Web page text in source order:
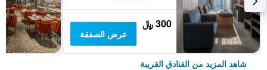
300 ﷼
عرض الصفقة
شاهد المزيد من الفنادق القريبة